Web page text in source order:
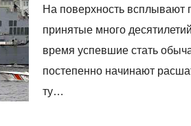
На поверхность всплывают
принятые много
время успевшие стать
постепенно начинают
ту…